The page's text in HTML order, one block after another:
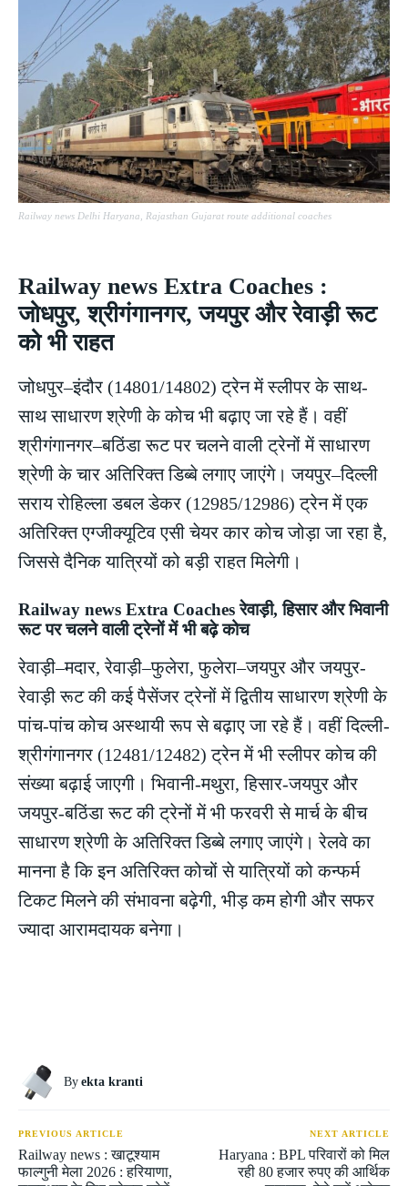
Railway news Delhi Haryana, Rajasthan Gujarat route additional coaches
Railway news Extra Coaches :
जोधपुर, श्रीगंगानगर, जयपुर और रेवाड़ी रूट
को भी राहत
जोधपुर–इंदौर (14801/14802) ट्रेन में स्लीपर के साथ-
साथ साधारण श्रेणी के कोच भी बढ़ाए जा रहे हैं। वहीं
श्रीगंगानगर–बठिंडा रूट पर चलने वाली ट्रेनों में साधारण
श्रेणी के चार अतिरिक्त डिब्बे लगाए जाएंगे। जयपुर–दिल्ली
सराय रोहिल्ला डबल डेकर (12985/12986) ट्रेन में एक
अतिरिक्त एग्जीक्यूटिव एसी चेयर कार कोच जोड़ा जा रहा है,
जिससे दैनिक यात्रियों को बड़ी राहत मिलेगी।
Railway news Extra Coaches रेवाड़ी, हिसार और भिवानी
रूट पर चलने वाली ट्रेनों में भी बढ़े कोच
रेवाड़ी–मदार, रेवाड़ी–फुलेरा, फुलेरा–जयपुर और जयपुर-
रेवाड़ी रूट की कई पैसेंजर ट्रेनों में द्वितीय साधारण श्रेणी के
पांच-पांच कोच अस्थायी रूप से बढ़ाए जा रहे हैं। वहीं दिल्ली-
श्रीगंगानगर (12481/12482) ट्रेन में भी स्लीपर कोच की
संख्या बढ़ाई जाएगी। भिवानी-मथुरा, हिसार-जयपुर और
जयपुर-बठिंडा रूट की ट्रेनों में भी फरवरी से मार्च के बीच
साधारण श्रेणी के अतिरिक्त डिब्बे लगाए जाएंगे। रेलवे का
मानना है कि इन अतिरिक्त कोचों से यात्रियों को कन्फर्म
टिकट मिलने की संभावना बढ़ेगी, भीड़ कम होगी और सफर
ज्यादा आरामदायक बनेगा।
By ekta kranti
PREVIOUS ARTICLE
Railway news : खाटूश्याम
फाल्गुनी मेला 2026 : हरियाणा,
NEXT ARTICLE
Haryana : BPL परिवारों को मिल
रही 80 हजार रुपए की आर्थिक